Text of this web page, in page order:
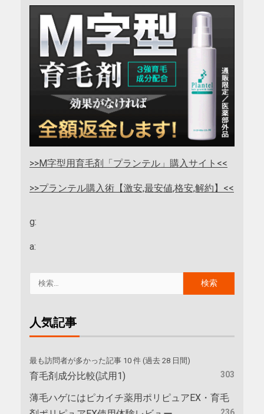
>>M字型用育毛剤「プランテル」購入サイト<<
>>プランテル購入術【激安,最安値,格安,解約】<<
g:
a:
人気記事
最も訪問者が多かった記事 10 件 (過去 28 日間)
育毛剤成分比較(試用1) 303
薄毛ハゲにはピカイチ薬用ポリピュアEX・育毛